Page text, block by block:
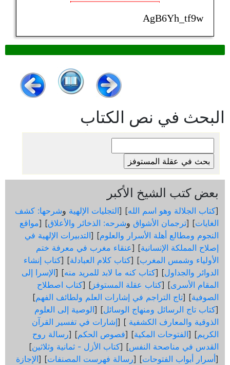
AgB6Yh_tf9w
البحث في نص الكتاب
بعض كتب الشيخ الأكبر
[كتاب الجلالة وهو اسم الله] [التجليات الإلهية وشرحها: كشف
الغايات] [ترجمان الأشواق وشرحه: الذخائر والأعلاق] [مواقع
النجوم ومطالع أهلة الأسرار والعلوم] [التدبيرات الإلهية في
إصلاح المملكة الإنسانية] [عنقاء مغرب في معرفة ختم
الأولياء وشمس المغرب] [كتاب كلام العبادلة] [كتاب إنشاء
الدوائر والجداول] [كتاب كنه ما لابد للمريد منه] [الإسرا إلى
المقام الأسرى] [كتاب عقلة المستوفز ] [كتاب اصطلاح
الصوفية] [تاج التراجم في إشارات العلم ولطائف الفهم]
[كتاب تاج الرسائل ومنهاج الوسائل] [الوصية إلى العلوم
الذوقية والمعارف الكشفية ] [إشارات في تفسير القرآن
الكريم] [الفتوحات المكية] [فصوص الحكم] [رسالة روح
القدس في مناصحة النفس] [كتاب الأزل - ثمانية وثلاثين]
[أسرار أبواب الفتوحات] [رسالة فهرست المصنفات] [الإجازة